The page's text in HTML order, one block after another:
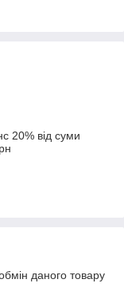
20% від суми
даного товару